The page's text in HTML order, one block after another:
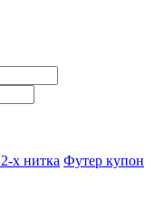
х нитка Футер купон